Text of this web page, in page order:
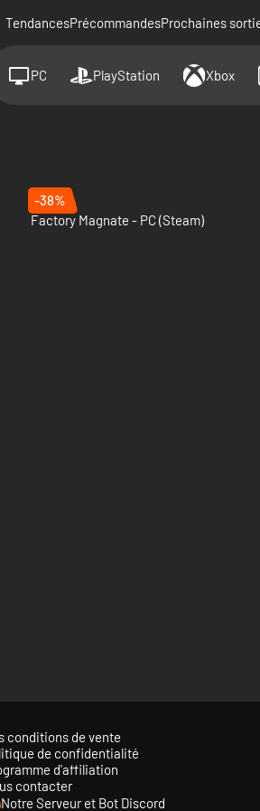
TendancesPrécommandesProchaines
PC PlayStation Xbox
-38%
Factory Magnate - PC (Steam)
conditions de vente
de confidentialité
d'affiliation
contacter
Notre Serveur et Bot Discord